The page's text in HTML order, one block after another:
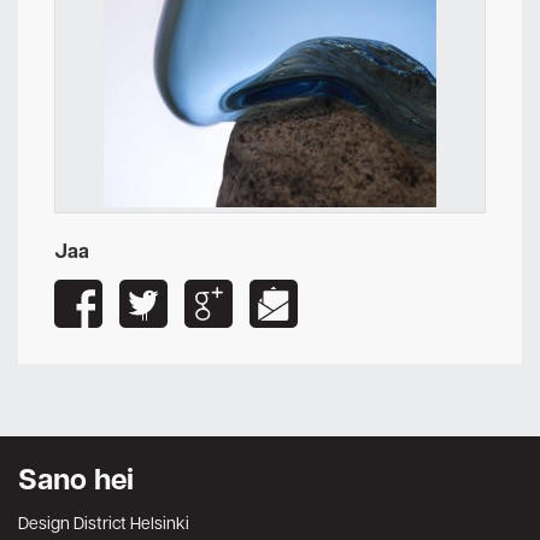
Jaa
Sano hei
Design District Helsinki